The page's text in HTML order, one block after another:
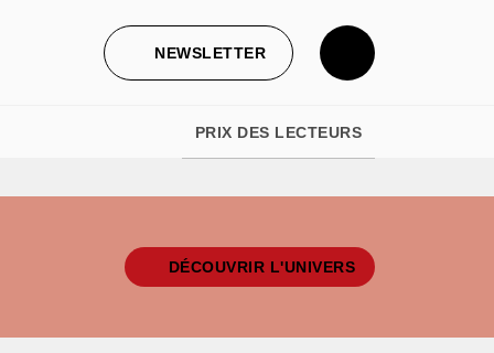
NEWSLETTER
PRIX DES LECTEURS
DÉCOUVRIR L'UNIVERS